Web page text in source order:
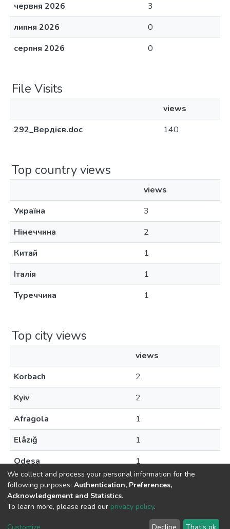
червня 2026
3
липня 2026
0
серпня 2026
0
File Visits
views
292_Вердієв.doc
140
Top country views
views
Україна
3
Німеччина
2
Китай
1
Італія
1
Туреччина
1
Top city views
views
Korbach
2
Kyiv
2
Afragola
1
Elâzığ
1
Odesa
1
DSpace software copyright © 2009-2026
Cookie End User Send
We collect and process your personal information for the
following purposes: Authentication, Preferences,
Acknowledgement and Statistics.
To learn more, please read our privacy policy.